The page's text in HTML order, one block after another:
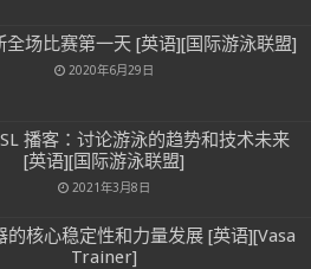
全场比赛第一天 [英语][国际游泳联盟]
2020年6月29日
播客：讨论游泳的趋势和技术未来
[英语][国际游泳联盟]
2021年3月8日
的核心稳定性和力量发展 [英语][Vasa
Trainer]